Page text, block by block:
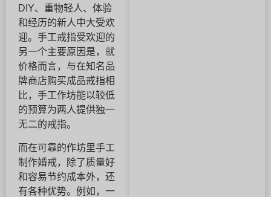
DIY、重物轻人、体验
和经历的新人中大受欢
迎。手工戒指受欢迎的
另一个主要原因是，就
价格而言，与在知名品
牌商店购买成品戒指相
比，手工作坊能以较低
的预算为两人提供独一
无二的戒指。
而在可靠的作坊里手工
制作婚戒，除了质量好
和容易节约成本外，还
有各种优势。例如，一